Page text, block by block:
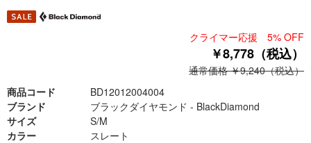
クライマー応援 5% OFF
￥8,778（税込）
通常価格 ￥9,240（税込）
商品コード
BD12012004004
ブランド
ブラックダイヤモンド - BlackDiamond
サイズ
S/M
カラー
スレート